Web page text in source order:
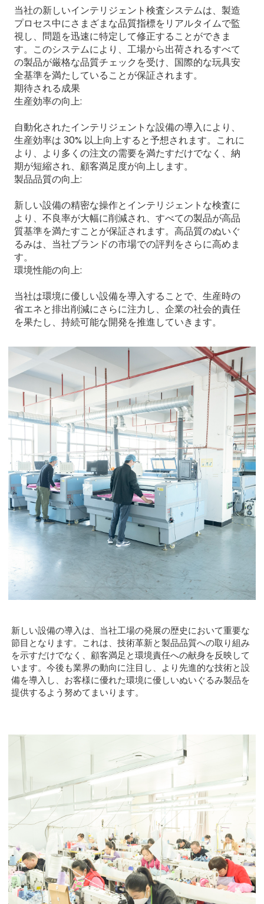
当社の新しいインテリジェント検査システムは、製造
プロセス中にさまざまな品質指標をリアルタイムで監
視し、問題を迅速に特定して修正することができま
す。このシステムにより、工場から出荷されるすべて
の製品が厳格な品質チェックを受け、国際的な玩具安
全基準を満たしていることが保証されます。
期待される成果
生産効率の向上:
自動化されたインテリジェントな設備の導入により、
生産効率は 30% 以上向上すると予想されます。これに
より、より多くの注文の需要を満たすだけでなく、納
期が短縮され、顧客満足度が向上します。
製品品質の向上:
新しい設備の精密な操作とインテリジェントな検査に
より、不良率が大幅に削減され、すべての製品が高品
質基準を満たすことが保証されます。高品質のぬいぐ
るみは、当社ブランドの市場での評判をさらに高めま
す。
環境性能の向上:
当社は環境に優しい設備を導入することで、生産時の
省エネと排出削減にさらに注力し、企業の社会的責任
を果たし、持続可能な開発を推進していきます。
新しい設備の導入は、当社工場の発展の歴史において重要な
節目となります。これは、技術革新と製品品質への取り組み
を示すだけでなく、顧客満足と環境責任への献身を反映して
います。今後も業界の動向に注目し、より先進的な技術と設
備を導入し、お客様に優れた環境に優しいぬいぐるみ製品を
提供するよう努めてまいります。